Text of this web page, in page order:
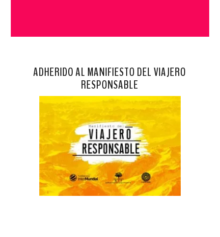
ADHERIDO AL MANIFIESTO DEL VIAJERO
RESPONSABLE